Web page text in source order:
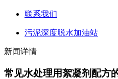
联系我们
污泥深度脱水加油站
新闻详情
常见水处理用絮凝剂配方